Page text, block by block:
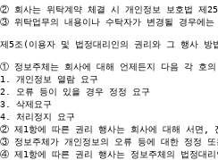
②
③ 위탁업무의 내용이나 수탁자가 변경될 경우에
제5조(이용자 및 법정대리인의 권리와 그 행사 방
① 정보주체는 회사에 대해 언제든지 다음 각 호
1. 개인정보 열람 요구
2. 오류 등이 있을 경우 정정 요구
3. 삭제요구
②
③
④